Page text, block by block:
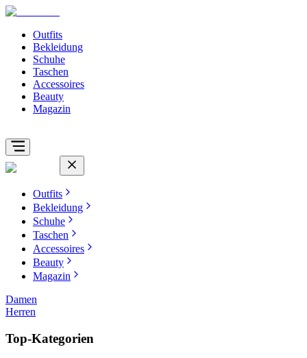
Outfits
Bekleidung
Schuhe
Taschen
Accessoires
Beauty
Magazin
Outfits
Bekleidung
Schuhe
Taschen
Accessoires
Beauty
Magazin
Damen
Herren
Top-Kategorien